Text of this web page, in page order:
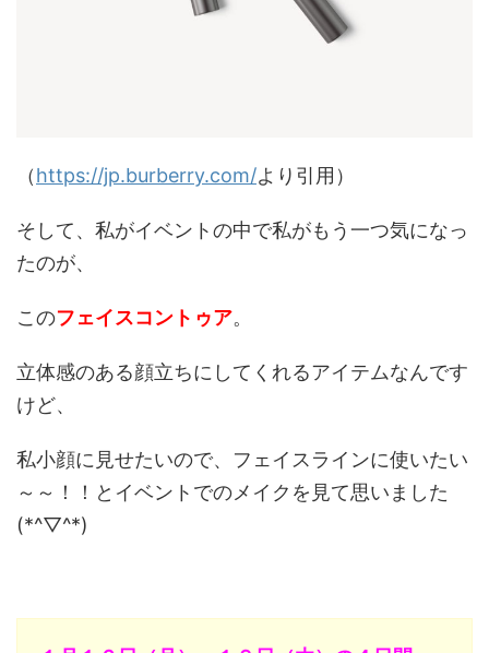
（https://jp.burberry.com/より引用）
そして、私がイベントの中で私がもう一つ気になっ
たのが、
このフェイスコントゥア。
立体感のある顔立ちにしてくれるアイテムなんです
けど、
私小顔に見せたいので、フェイスラインに使いたい
～～！！とイベントでのメイクを見て思いました
(*^▽^*)